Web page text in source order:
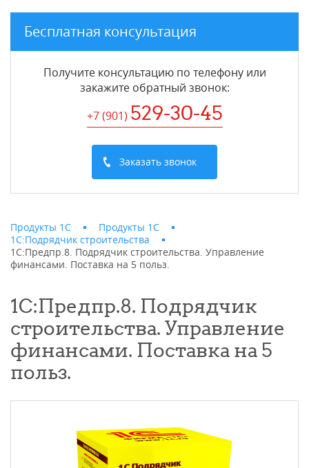
Бесплатная консультация
Получите консультацию по телефону или
закажите обратный звонок:
+7 (901) 529-30-45
Заказать звонок
Продукты 1С
Продукты 1С
1С:Подрядчик строительства
1С:Предпр.8. Подрядчик строительства. Управление
финансами. Поставка на 5 польз.
1С:Предпр.8. Подрядчик
строительства. Управление
финансами. Поставка на 5
польз.